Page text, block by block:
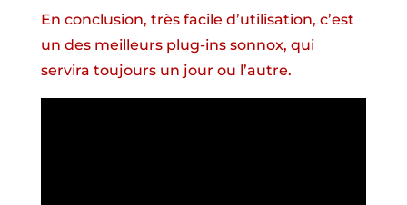
En conclusion, très facile d’utilisation, c’est
un des meilleurs plug-ins sonnox, qui
servira toujours un jour ou l’autre.